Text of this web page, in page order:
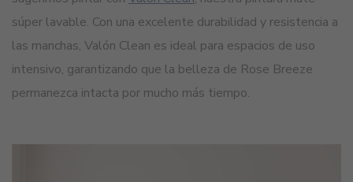
súper lavable. Con una excelente durabilidad y resistencia a
las manchas, Valón Clean es ideal para espacios de uso
intensivo, garantizando que la belleza de Rose Breeze
permanezca intacta por mucho más tiempo.